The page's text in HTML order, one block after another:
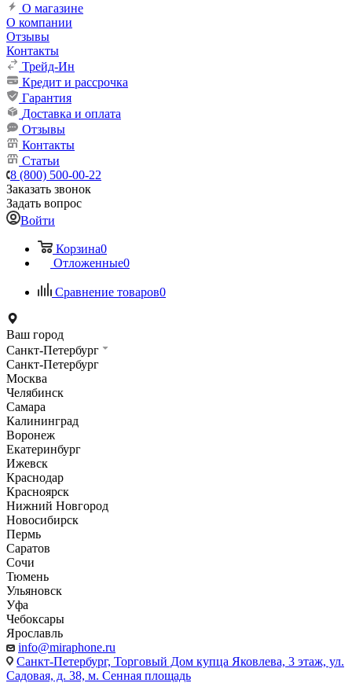
О магазине
О компании
Отзывы
Контакты
Трейд-Ин
Кредит и рассрочка
Гарантия
Доставка и оплата
Отзывы
Контакты
Статьи
8 (800) 500-00-22
Заказать звонок
Задать вопрос
Войти
Корзина0
Отложенные0
Сравнение товаров0
Ваш город
Санкт-Петербург
Санкт-Петербург
Москва
Челябинск
Самара
Калининград
Воронеж
Екатеринбург
Ижевск
Краснодар
Красноярск
Нижний Новгород
Новосибирск
Пермь
Саратов
Сочи
Тюмень
Ульяновск
Уфа
Чебоксары
Ярославль
info@miraphone.ru
Санкт-Петербург, Торговый Дом купца Яковлева, 3 этаж, ул.
Садовая, д. 38, м. Сенная площадь